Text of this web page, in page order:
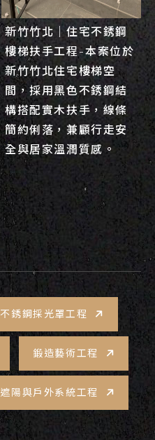
新竹竹北｜住宅不銹鋼
樓梯扶手工程-本案位於
新竹竹北住宅樓梯空
間，採用黑色不銹鋼結
構搭配實木扶手，線條
簡約俐落，兼顧行走安
全與居家溫潤質感。
不銹鋼採光罩工程
鍛造藝術工程
遮陽與戶外系統工程